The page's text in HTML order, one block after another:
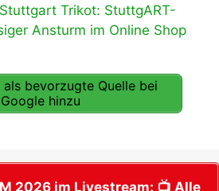
Trikot: StuttgART-
Ansturm im Online Shop
als bevorzugte Quelle bei
Google hinzu
2026 im Livestream: 📺 Alle